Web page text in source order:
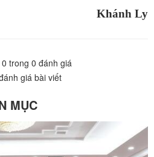
Khánh Ly
0 trong 0 đánh giá
giá bài viết
MỤC